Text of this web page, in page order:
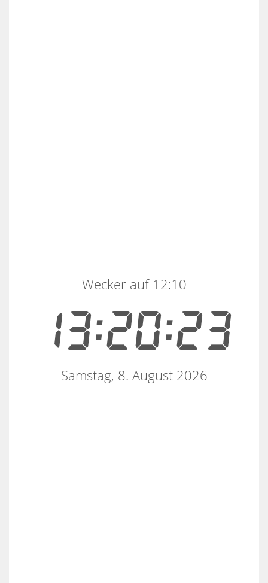
13:20:23
Wecker auf 12:10
Samstag, 8. August 2026